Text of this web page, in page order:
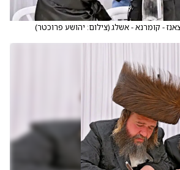
- קומרנא - אשלג(צילום: יהושע פרוכטר)